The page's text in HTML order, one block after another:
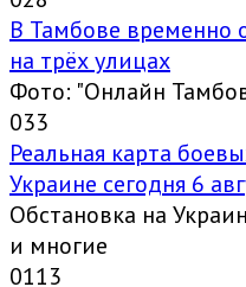
В Тамбове временно
на трёх улицах
Фото: "Онлайн
033
Реальная карта
Украине сегодня 6
Обстановка на
и многие
0113